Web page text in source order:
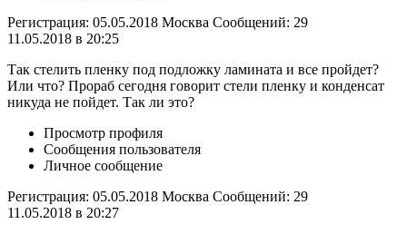
Регистрация: 05.05.2018 Москва Сообщений: 29
11.05.2018 в 20:25
Так стелить пленку под подложку ламината и все пройдет?
Или что? Прораб сегодня говорит стели пленку и конденсат
никуда не пойдет. Так ли это?
Просмотр профиля
Сообщения пользователя
Личное сообщение
Регистрация: 05.05.2018 Москва Сообщений: 29
11.05.2018 в 20:27